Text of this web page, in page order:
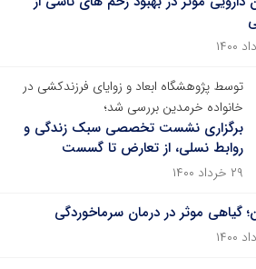
توسط پژوهشگاه ابعاد و زوایای فرزندکشی در
خانواده خرمدین بررسی شد؛
برگزاری نشست تخصصی سبک زندگی و
روابط نسلی، از تعارض تا گسست
۲۹ خرداد ۱۴۰۰
گیاهی موثر در درمان سرماخوردگی